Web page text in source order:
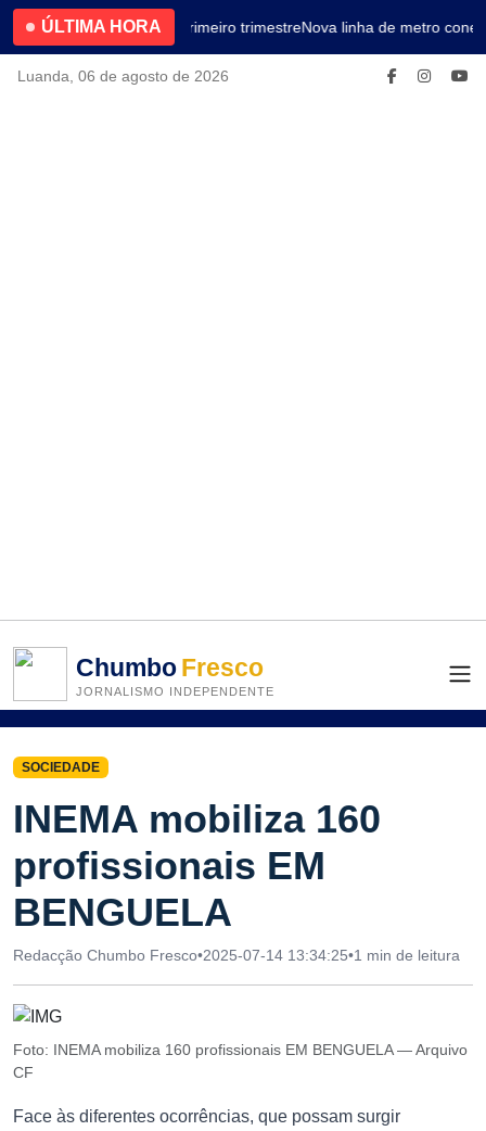
ÚLTIMA HORA4.2% no primeiro trimestreNova linha de metro
Luanda, 06 de agosto de 2026
ChumboFresco
JORNALISMO INDEPENDENTE
SOCIEDADE
INEMA mobiliza 160
profissionais EM
BENGUELA
Redacção Chumbo Fresco•2025-07-14 13:34:25•1 min de leitura
Foto: INEMA mobiliza 160 profissionais EM BENGUELA — Arquivo
CF
Face às diferentes ocorrências, que possam surgir